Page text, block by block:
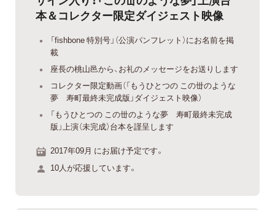
本＆コレクター限定ダイジェスト映像
「fishbone 特別号」（公演パンフレット）にお名前を掲
載
座長の桃山邑から、お礼のメッセージをお送りします
コレクター限定動画（「もうひとつの この丗のような
夢 寿町最終未完成版」ダイジェスト映像）
「もうひとつの この丗のような夢 寿町最終未完成
版」上演（未完成）台本を謹呈します
2017年09月 にお届け予定です。
10人が応援しています。